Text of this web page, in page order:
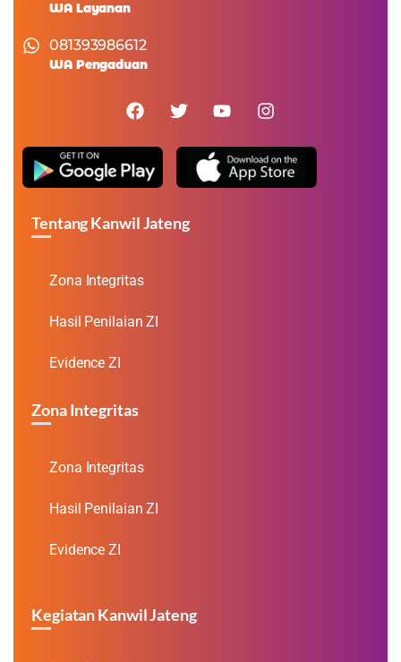
WA Layanan
081393986612
WA Pengaduan
Tentang Kanwil Jateng
Zona Integritas
Hasil Penilaian ZI
Evidence ZI
Zona Integritas
Zona Integritas
Hasil Penilaian ZI
Evidence ZI
Kegiatan Kanwil Jateng